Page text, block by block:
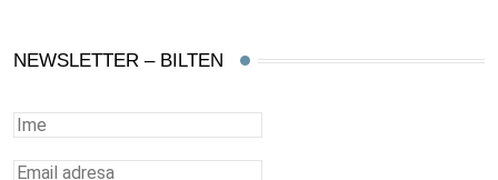
NEWSLETTER – BILTEN